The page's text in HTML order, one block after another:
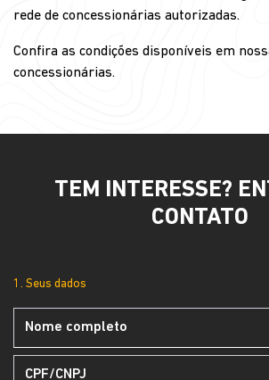
rede de concessionárias autorizadas.
Confira as condições disponíveis em
concessionárias.
TEM INTERESSE?
CONTATO
1. Seus dados